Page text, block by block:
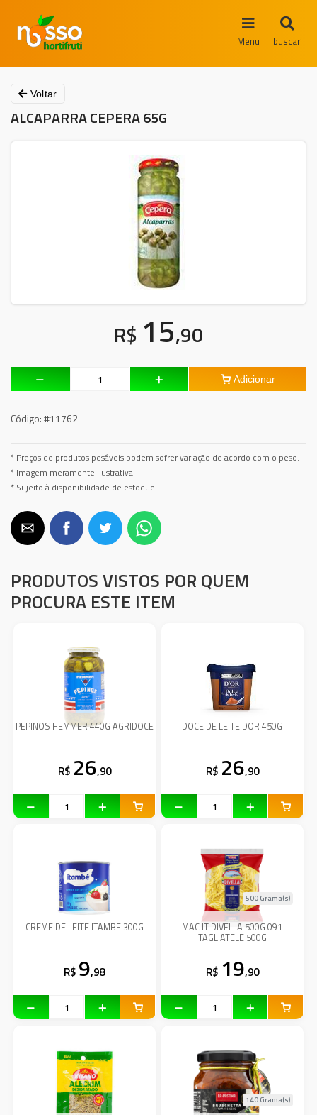
Menu buscar
Voltar
ALCAPARRA CEPERA 65G
R$ 15,90
Adicionar
Código:#11762
* Preços de produtos pesáveis podem sofrer variação de acordo com o peso.
* Imagem meramente ilustrativa.
* Sujeito à disponibilidade de estoque.
PRODUTOS VISTOS POR QUEM
PROCURA ESTE ITEM
PEPINOS HEMMER 440G AGRIDOCE
R$ 26,90
DOCE DE LEITE DOR 450G
R$ 26,90
CREME DE LEITE ITAMBE 300G
R$ 9,98
MAC IT DIVELLA 500G 091
TAGLIATELE 500G
500 Grama(s)
R$ 19,90
140 Grama(s)